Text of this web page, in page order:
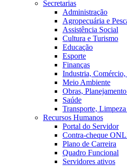
Secretarias
Administração
Agropecuária e
Assistência Social
Cultura e Turismo
Educação
Esporte
Finanças
Industria,
Meio Ambiente
Obras,
Saúde
Transporte,
Recursos Humanos
Portal do Servidor
Contra-cheque
Plano de Carreira
Quadro Funcional
Servidores ativos